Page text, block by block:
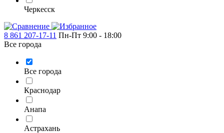
Черкесск
8 861 207-17-11 Пн-Пт 9:00 - 18:00
Все города
Все города
Краснодар
Анапа
Астрахань